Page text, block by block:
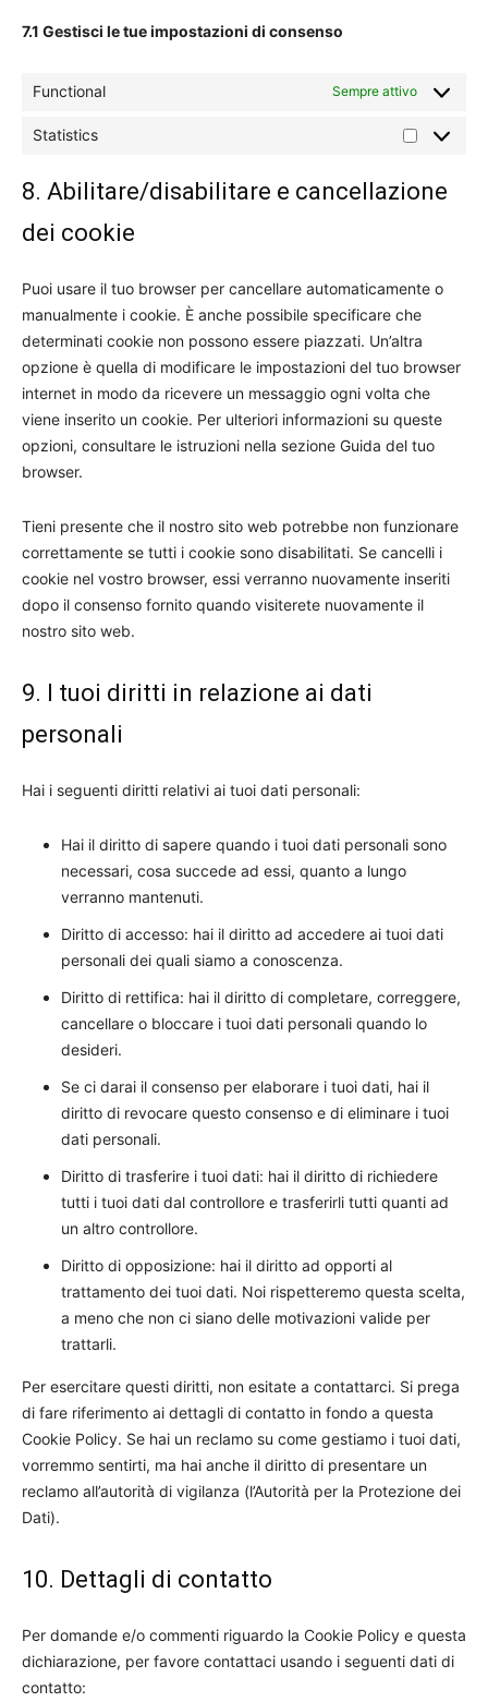
7.1 Gestisci le tue impostazioni di consenso
Functional Sempre attivo
Statistics
Statistics
8. Abilitare/disabilitare e cancellazione
dei cookie
Puoi usare il tuo browser per cancellare automaticamente o
manualmente i cookie. È anche possibile specificare che
determinati cookie non possono essere piazzati. Un’altra
opzione è quella di modificare le impostazioni del tuo browser
internet in modo da ricevere un messaggio ogni volta che
viene inserito un cookie. Per ulteriori informazioni su queste
opzioni, consultare le istruzioni nella sezione Guida del tuo
browser.
Tieni presente che il nostro sito web potrebbe non funzionare
correttamente se tutti i cookie sono disabilitati. Se cancelli i
cookie nel vostro browser, essi verranno nuovamente inseriti
dopo il consenso fornito quando visiterete nuovamente il
nostro sito web.
9. I tuoi diritti in relazione ai dati
personali
Hai i seguenti diritti relativi ai tuoi dati personali:
Hai il diritto di sapere quando i tuoi dati personali sono
necessari, cosa succede ad essi, quanto a lungo
verranno mantenuti.
Diritto di accesso: hai il diritto ad accedere ai tuoi dati
personali dei quali siamo a conoscenza.
Diritto di rettifica: hai il diritto di completare, correggere,
cancellare o bloccare i tuoi dati personali quando lo
desideri.
Se ci darai il consenso per elaborare i tuoi dati, hai il
diritto di revocare questo consenso e di eliminare i tuoi
dati personali.
Diritto di trasferire i tuoi dati: hai il diritto di richiedere
tutti i tuoi dati dal controllore e trasferirli tutti quanti ad
un altro controllore.
Diritto di opposizione: hai il diritto ad opporti al
trattamento dei tuoi dati. Noi rispetteremo questa scelta,
a meno che non ci siano delle motivazioni valide per
trattarli.
Per esercitare questi diritti, non esitate a contattarci. Si prega
di fare riferimento ai dettagli di contatto in fondo a questa
Cookie Policy. Se hai un reclamo su come gestiamo i tuoi dati,
vorremmo sentirti, ma hai anche il diritto di presentare un
reclamo all’autorità di vigilanza (l’Autorità per la Protezione dei
Dati).
10. Dettagli di contatto
Per domande e/o commenti riguardo la Cookie Policy e questa
dichiarazione, per favore contattaci usando i seguenti dati di
contatto: